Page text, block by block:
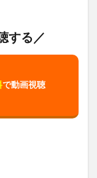
する／
で動画視聴